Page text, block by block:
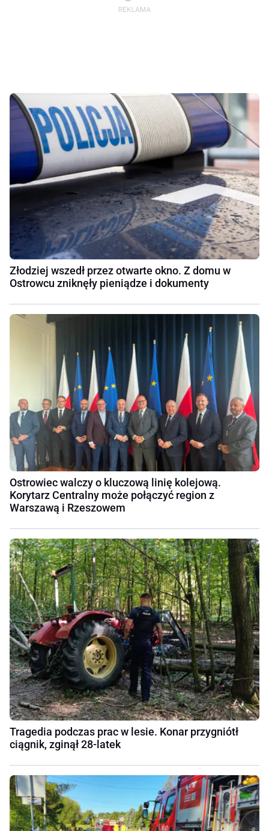
Złodziej wszedł przez otwarte okno. Z domu w
Ostrowcu zniknęły pieniądze i dokumenty
Ostrowiec walczy o kluczową linię kolejową.
Korytarz Centralny może połączyć region z
Warszawą i Rzeszowem
Tragedia podczas prac w lesie. Konar przygniótł
ciągnik, zginął 28-latek